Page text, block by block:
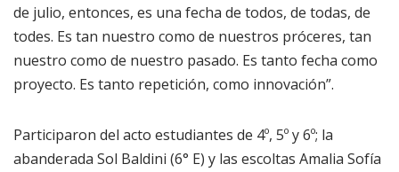
de julio, entonces, es una fecha de todos, de todas, de
todes. Es tan nuestro como de nuestros próceres, tan
nuestro como de nuestro pasado. Es tanto fecha como
proyecto. Es tanto repetición, como innovación”.
Participaron del acto estudiantes de 4º, 5º y 6º; la
abanderada Sol Baldini (6° E) y las escoltas Amalia Sofía